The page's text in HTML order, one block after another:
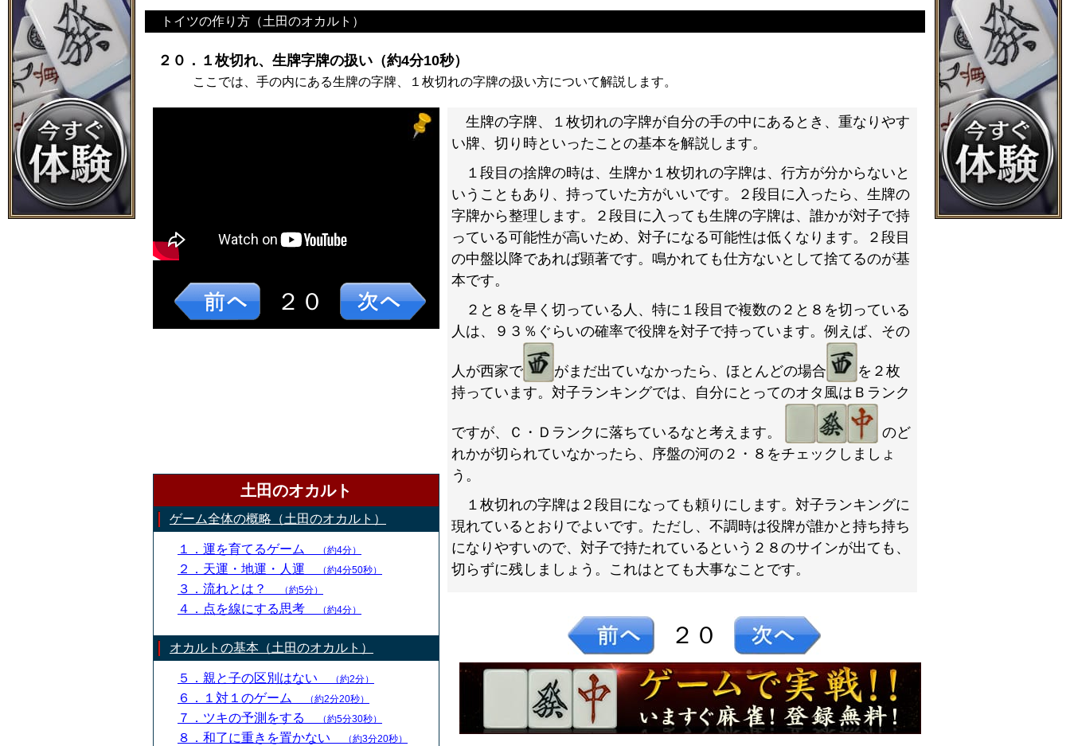
トイツの作り方（土田のオカルト）
２０．１枚切れ、生牌字牌の扱い（約4分10秒）
ここでは、手の内にある生牌の字牌、１枚切れの字牌の扱い方について解説します。
２０
土田のオカルト
ゲーム全体の概略（土田のオカルト）
１．運を育てるゲーム （約4分）
２．天運・地運・人運 （約4分50秒）
３．流れとは？ （約5分）
４．点を線にする思考 （約4分）
オカルトの基本（土田のオカルト）
５．親と子の区別はない （約2分）
６．１対１のゲーム （約2分20秒）
７．ツキの予測をする （約5分30秒）
８．和了に重きを置かない （約3分20秒）
生牌の字牌、１枚切れの字牌が自分の手の中にあるとき、重なりやす
い牌、切り時といったことの基本を解説します。
１段目の捨牌の時は、生牌か１枚切れの字牌は、行方が分からないと
いうこともあり、持っていた方がいいです。２段目に入ったら、生牌の
字牌から整理します。２段目に入っても生牌の字牌は、誰かが対子で持
っている可能性が高いため、対子になる可能性は低くなります。２段目
の中盤以降であれば顕著です。鳴かれても仕方ないとして捨てるのが基
本です。
２と８を早く切っている人、特に１段目で複数の２と８を切っている
人は、９３％ぐらいの確率で役牌を対子で持っています。例えば、その
人が西家で がまだ出ていなかったら、ほとんどの場合
を２枚
持っています。対子ランキングでは、自分にとってのオタ風はＢランク
ですが、Ｃ・Ｄランクに落ちているなと考えます。
のど
れかが切られていなかったら、序盤の河の２・８をチェックしましょ
う。
１枚切れの字牌は２段目になっても頼りにします。対子ランキングに
現れているとおりでよいです。ただし、不調時は役牌が誰かと持ち持ち
になりやすいので、対子で持たれているという２８のサインが出ても、
切らずに残しましょう。これはとても大事なことです。
２０